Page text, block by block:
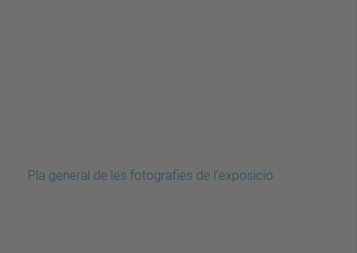
Pla general de les fotografies de l'exposició